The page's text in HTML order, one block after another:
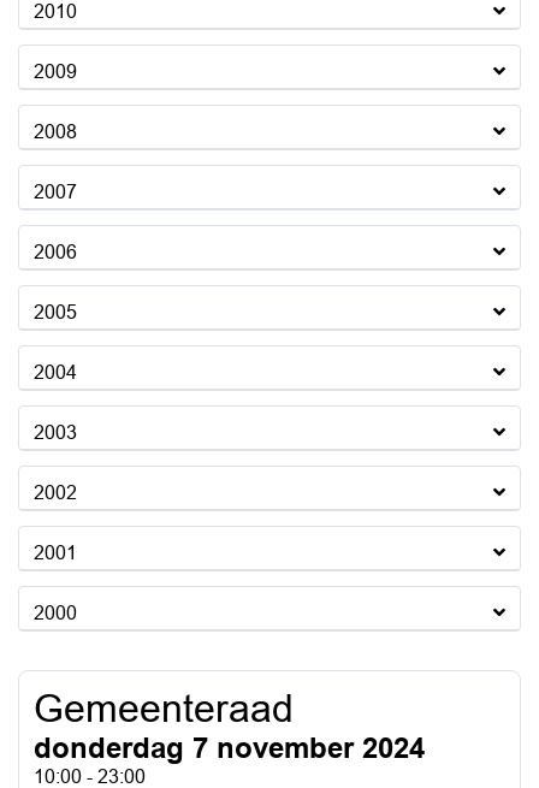
2010
2009
2008
2007
2006
2005
2004
2003
2002
2001
2000
Gemeenteraad
donderdag 7 november 2024
10:00 - 23:00